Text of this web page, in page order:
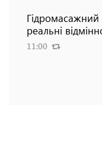
Гідромасажний
реальні
11:00